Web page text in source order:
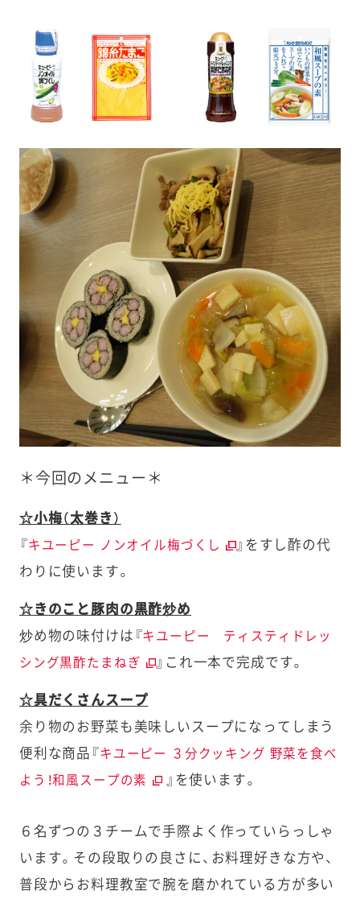
＊今回のメニュー＊
☆小梅（太巻き）
『キユーピー ノンオイル梅づくし
』をすし酢の代
わりに使います。
☆きのこと豚肉の黒酢炒め
炒め物の味付けは『キユーピー ティスティドレッ
シング黒酢たまねぎ
』これ一本で完成です。
☆具だくさんスープ
余り物のお野菜も美味しいスープになってしまう
便利な商品『キユーピー ３分クッキング 野菜を食べ
よう！和風スープの素
』を使います。
６名ずつの３チームで手際よく作っていらっしゃ
います。 その段取りの良さに、お料理好きな方や、
普段からお料理教室で腕を磨かれている方が多い